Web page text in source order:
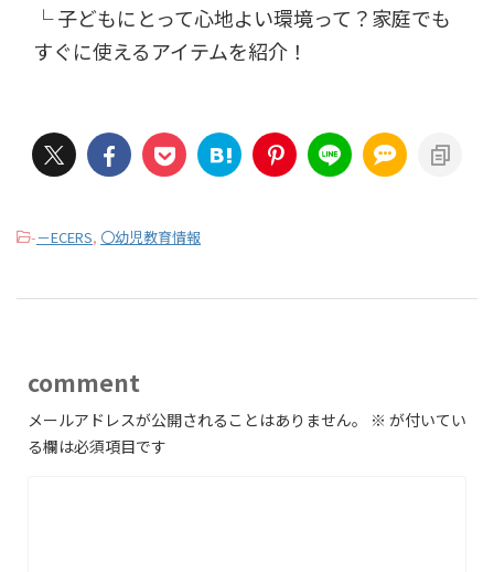
└ 子どもにとって心地よい環境って？家庭でも
すぐに使えるアイテムを紹介！
-－ECERS, 〇幼児教育情報
comment
メールアドレスが公開されることはありません。 ※ が付いてい
る欄は必須項目です